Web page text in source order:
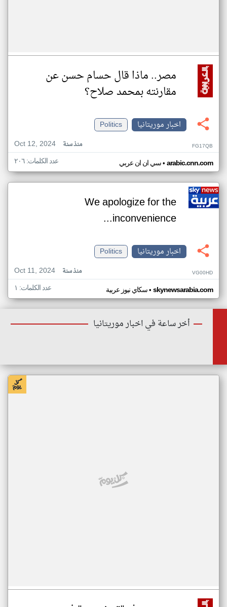
مصر.. ماذا قال حسام حسن عن
مقارنته بمحمد صلاح؟
اخبار موريتانيا
Politics
Oct 12, 2024
منذ سنة FG17QB
سي ان ان عربي• arabic.cnn.com عدد الكلمات: ٢٠٦
We apologize for the
inconvenience...
اخبار موريتانيا
Politics
Oct 11, 2024
منذ سنة VG00HD
سكاي نيوز عربية• skynewsarabia.com عدد الكلمات: ١
أخر ساعة في اخبار موريتانيا